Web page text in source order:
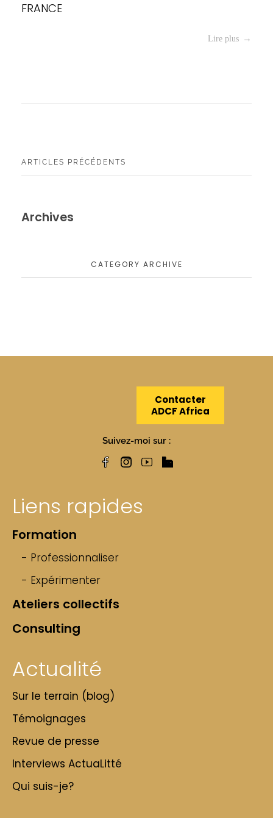
FRANCE
Lire plus
ARTICLES PRÉCÉDENTS
Archives
CATEGORY ARCHIVE
Contacter
ADCF Africa
Suivez-moi sur :
Liens rapides
Formation
- Professionnaliser
- Expérimenter
Ateliers collectifs
Consulting
Actualité
Sur le terrain (blog)
Témoignages
Revue de presse
Interviews ActuaLitté
Qui suis-je?